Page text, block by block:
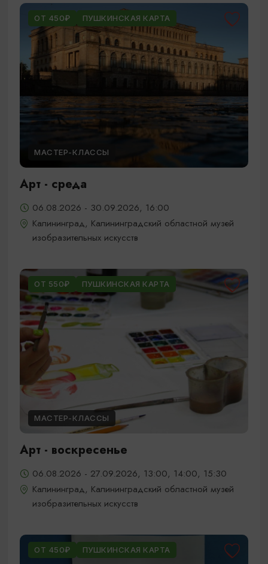
ОТ 450₽ ПУШКИНСКАЯ КАРТА
МАСТЕР-КЛАССЫ
Арт - среда
06.08.2026 - 30.09.2026, 16:00
Калининград, Калининградский областной музей
изобразительных искусств
ОТ 550₽ ПУШКИНСКАЯ КАРТА
МАСТЕР-КЛАССЫ
Арт - воскресенье
06.08.2026 - 27.09.2026, 13:00, 14:00, 15:30
Калининград, Калининградский областной музей
изобразительных искусств
ОТ 450₽ ПУШКИНСКАЯ КАРТА